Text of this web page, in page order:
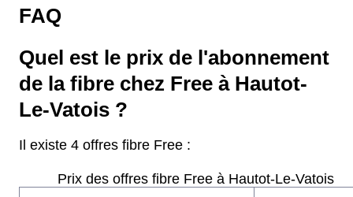
FAQ
Quel est le prix de l'abonnement
de la fibre chez Free à Hautot-
Le-Vatois ?
Il existe 4 offres fibre Free :
Prix des offres fibre Free à Hautot-Le-Vatois